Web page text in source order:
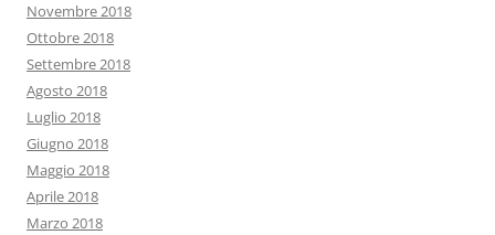
Novembre 2018
Ottobre 2018
Settembre 2018
Agosto 2018
Luglio 2018
Giugno 2018
Maggio 2018
Aprile 2018
Marzo 2018